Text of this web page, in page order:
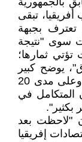
تبقى
تعترف بجبهة
سوى "نتيجة
تؤتي ثمارها؛
يوضح كبير
زملاء مركز السياسات من أجل الجنوب. وعلى مدى 20
المتكامل في
بكثير".
"لاحظت بعد
إفريقيا